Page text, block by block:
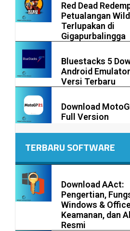
Red Dead
Petualangan
Terlupakan di
Gigapurbalingga
Bluestacks 5
Android
Versi Terbaru
Download
Full Version
TERBARU SOFTWARE
Download AAct:
Pengertian,
Windows &
Keamanan, dan
Resmi